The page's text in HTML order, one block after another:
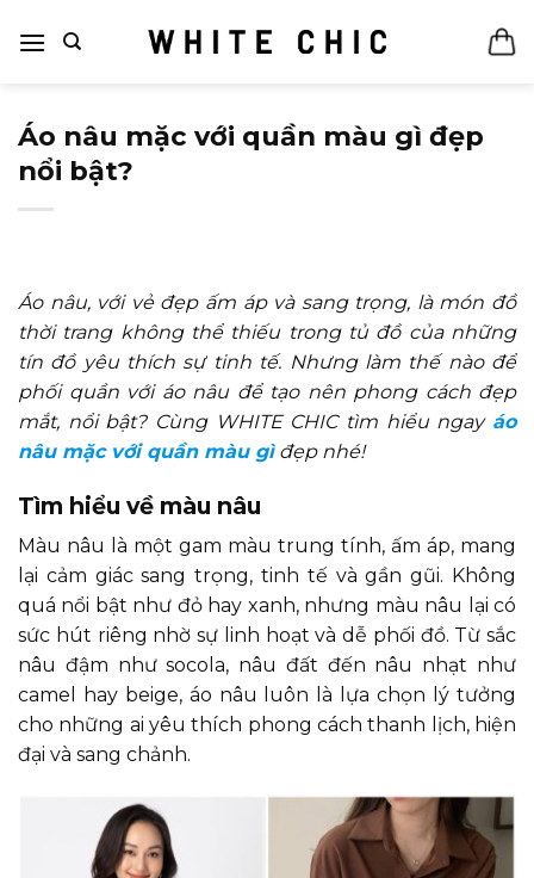
qua
Áo nâu mặc với quần màu gì đẹp
nổi bật?
Áo nâu, với vẻ đẹp ấm áp và sang trọng, là món đồ
thời trang không thể thiếu trong tủ đồ của những
tín đồ yêu thích sự tinh tế. Nhưng làm thế nào để
phối quần với áo nâu để tạo nên phong cách đẹp
mắt, nổi bật? Cùng WHITE CHIC tìm hiểu ngay áo
nâu mặc với quần màu gìđẹp nhé!
Tìm hiểu về màu nâu
Màu nâu là một gam màu trung tính, ấm áp, mang
lại cảm giác sang trọng, tinh tế và gần gũi. Không
quá nổi bật như đỏ hay xanh, nhưng màu nâu lại có
sức hút riêng nhờ sự linh hoạt và dễ phối đồ. Từ sắc
nâu đậm như socola, nâu đất đến nâu nhạt như
camel hay beige, áo nâu luôn là lựa chọn lý tưởng
cho những ai yêu thích phong cách thanh lịch, hiện
đại và sang chảnh.